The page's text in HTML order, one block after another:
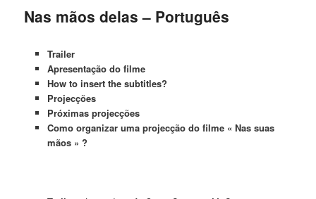
Nas mãos delas – Português
Trailer
Apresentação do filme
How to insert the subtitles?
Projecções
Próximas projecções
Como organizar uma projecção do filme « Nas suas
mãos » ?